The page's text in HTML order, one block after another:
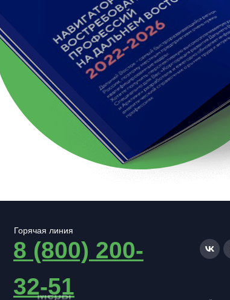
Горячая линия
8 (800) 200-
32-51
Меры